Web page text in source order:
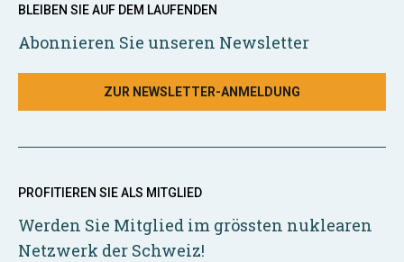
BLEIBEN SIE AUF DEM LAUFENDEN
Abonnieren Sie unseren Newsletter
ZUR NEWSLETTER-ANMELDUNG
PROFITIEREN SIE ALS MITGLIED
Werden Sie Mitglied im grössten nuklearen
Netzwerk der Schweiz!